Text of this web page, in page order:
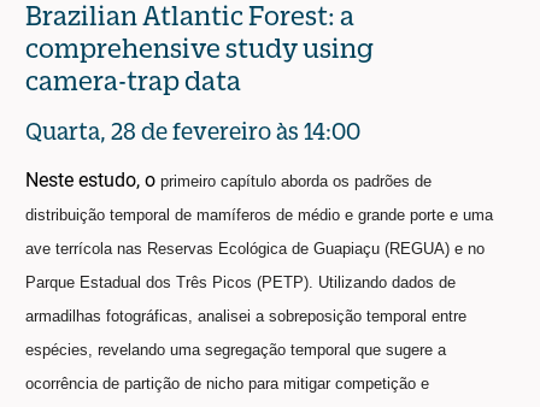
Brazilian Atlantic Forest: a
comprehensive study using
camera-trap data
Quarta, 28 de fevereiro às 14:00
Neste estudo, o primeiro capítulo aborda os padrões de
distribuição temporal de mamíferos de médio e grande porte e uma
ave terrícola nas Reservas Ecológica de Guapiaçu (REGUA) e no
Parque Estadual dos Três Picos (PETP). Utilizando dados de
armadilhas fotográficas, analisei a sobreposição temporal entre
espécies, revelando uma segregação temporal que sugere a
ocorrência de partição de nicho para mitigar competição e